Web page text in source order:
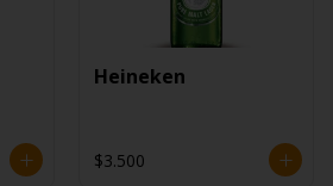
Heineken
$3.500